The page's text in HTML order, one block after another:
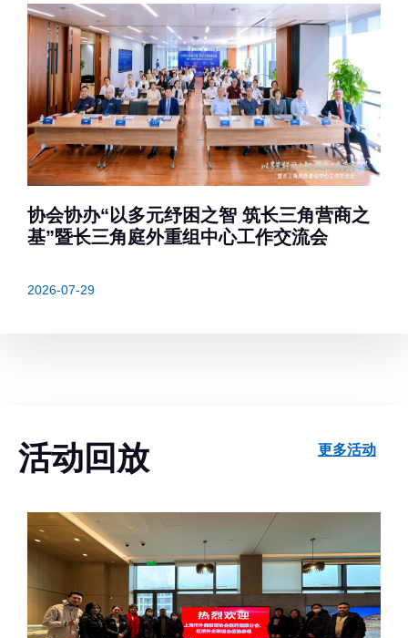
协会协办“以多元纾困之智 筑长三角营商之
基”暨长三角庭外重组中心工作交流会
2026-07-29
活动回放 更多活动